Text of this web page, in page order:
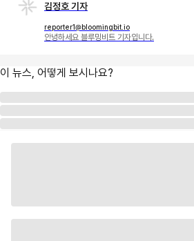
김정호 기자
reporter1@bloomingbit.io
안녕하세요 블루밍비트 기자입니다.
이 뉴스, 어떻게 보시나요?